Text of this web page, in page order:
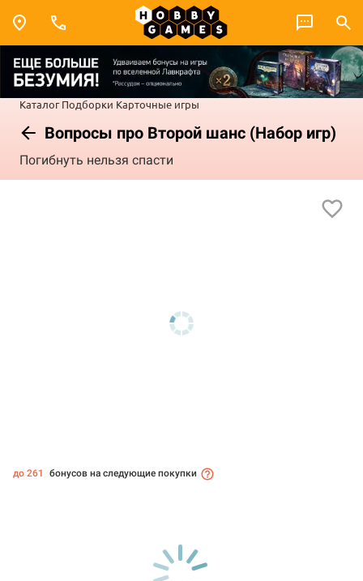
Каталог Подборки Карточные игры
Вопросы про Второй шанс (Набор игр)
Погибнуть нельзя спасти
до 261 бонусов на следующие покупки